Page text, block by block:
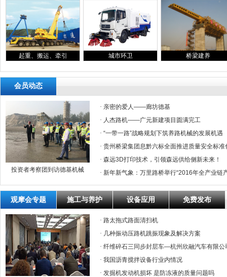
起重、搬运、牵引 城市环卫 桥梁建养
会员动态
投资者考察团到访德基机械
· 亲密的爱人——廊坊德基
· 人杰路机——广元新建项目圆满完工
· “一带一路”战略规划下筑养路机械的发展机遇
· 贵州桥梁集团息黔六标全面推进质量安全标准
· 森远3D打印技术，引领森远供给侧新未来！
· 新年新气象：万里路桥举行“2016年全产业链
观摩会专题 施工与养护 设备应用 免费发布
· 路太拖式路面清扫机
· 几种振动压路机跳振现象及解决方案
· 纤维碎石三同步封层车—杭州欣融汽车有限公
· 我国沥青搅拌设备行业内情况
· 发掘机发动机损坏 是防冻液的质量问题吗